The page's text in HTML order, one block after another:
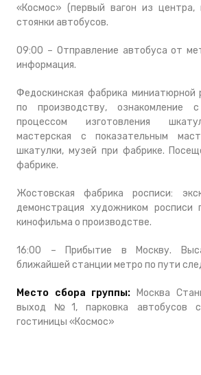
«Космос» (первый вагон из
стоянки автобусов.
09:00 – Отправление автобуса от
информация.
Федоскинская фабрика миниатюрной
по производству, ознакомление с
процессом изготовления
мастерская с показательным
шкатулки, музей при фабрике.
фабрике.
Жостовская фабрика росписи:
демонстрация художником росписи
кинофильма о производстве.
16:00 – Прибытие в Москву.
ближайшей станции метро по пути
Место сбора группы: Москва
выход №1, парковка автобусов
гостиницы «Космос»